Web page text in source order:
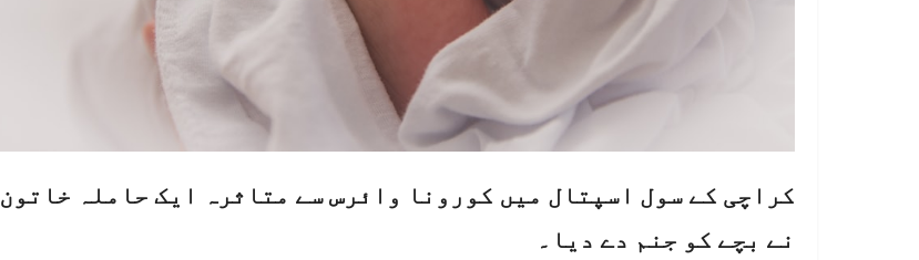
کراچی کے سول اسپتال میں کورونا وائرس سے متاثرہ ایک حاملہ خاتون
نے بچے کو جنم دے دیا۔